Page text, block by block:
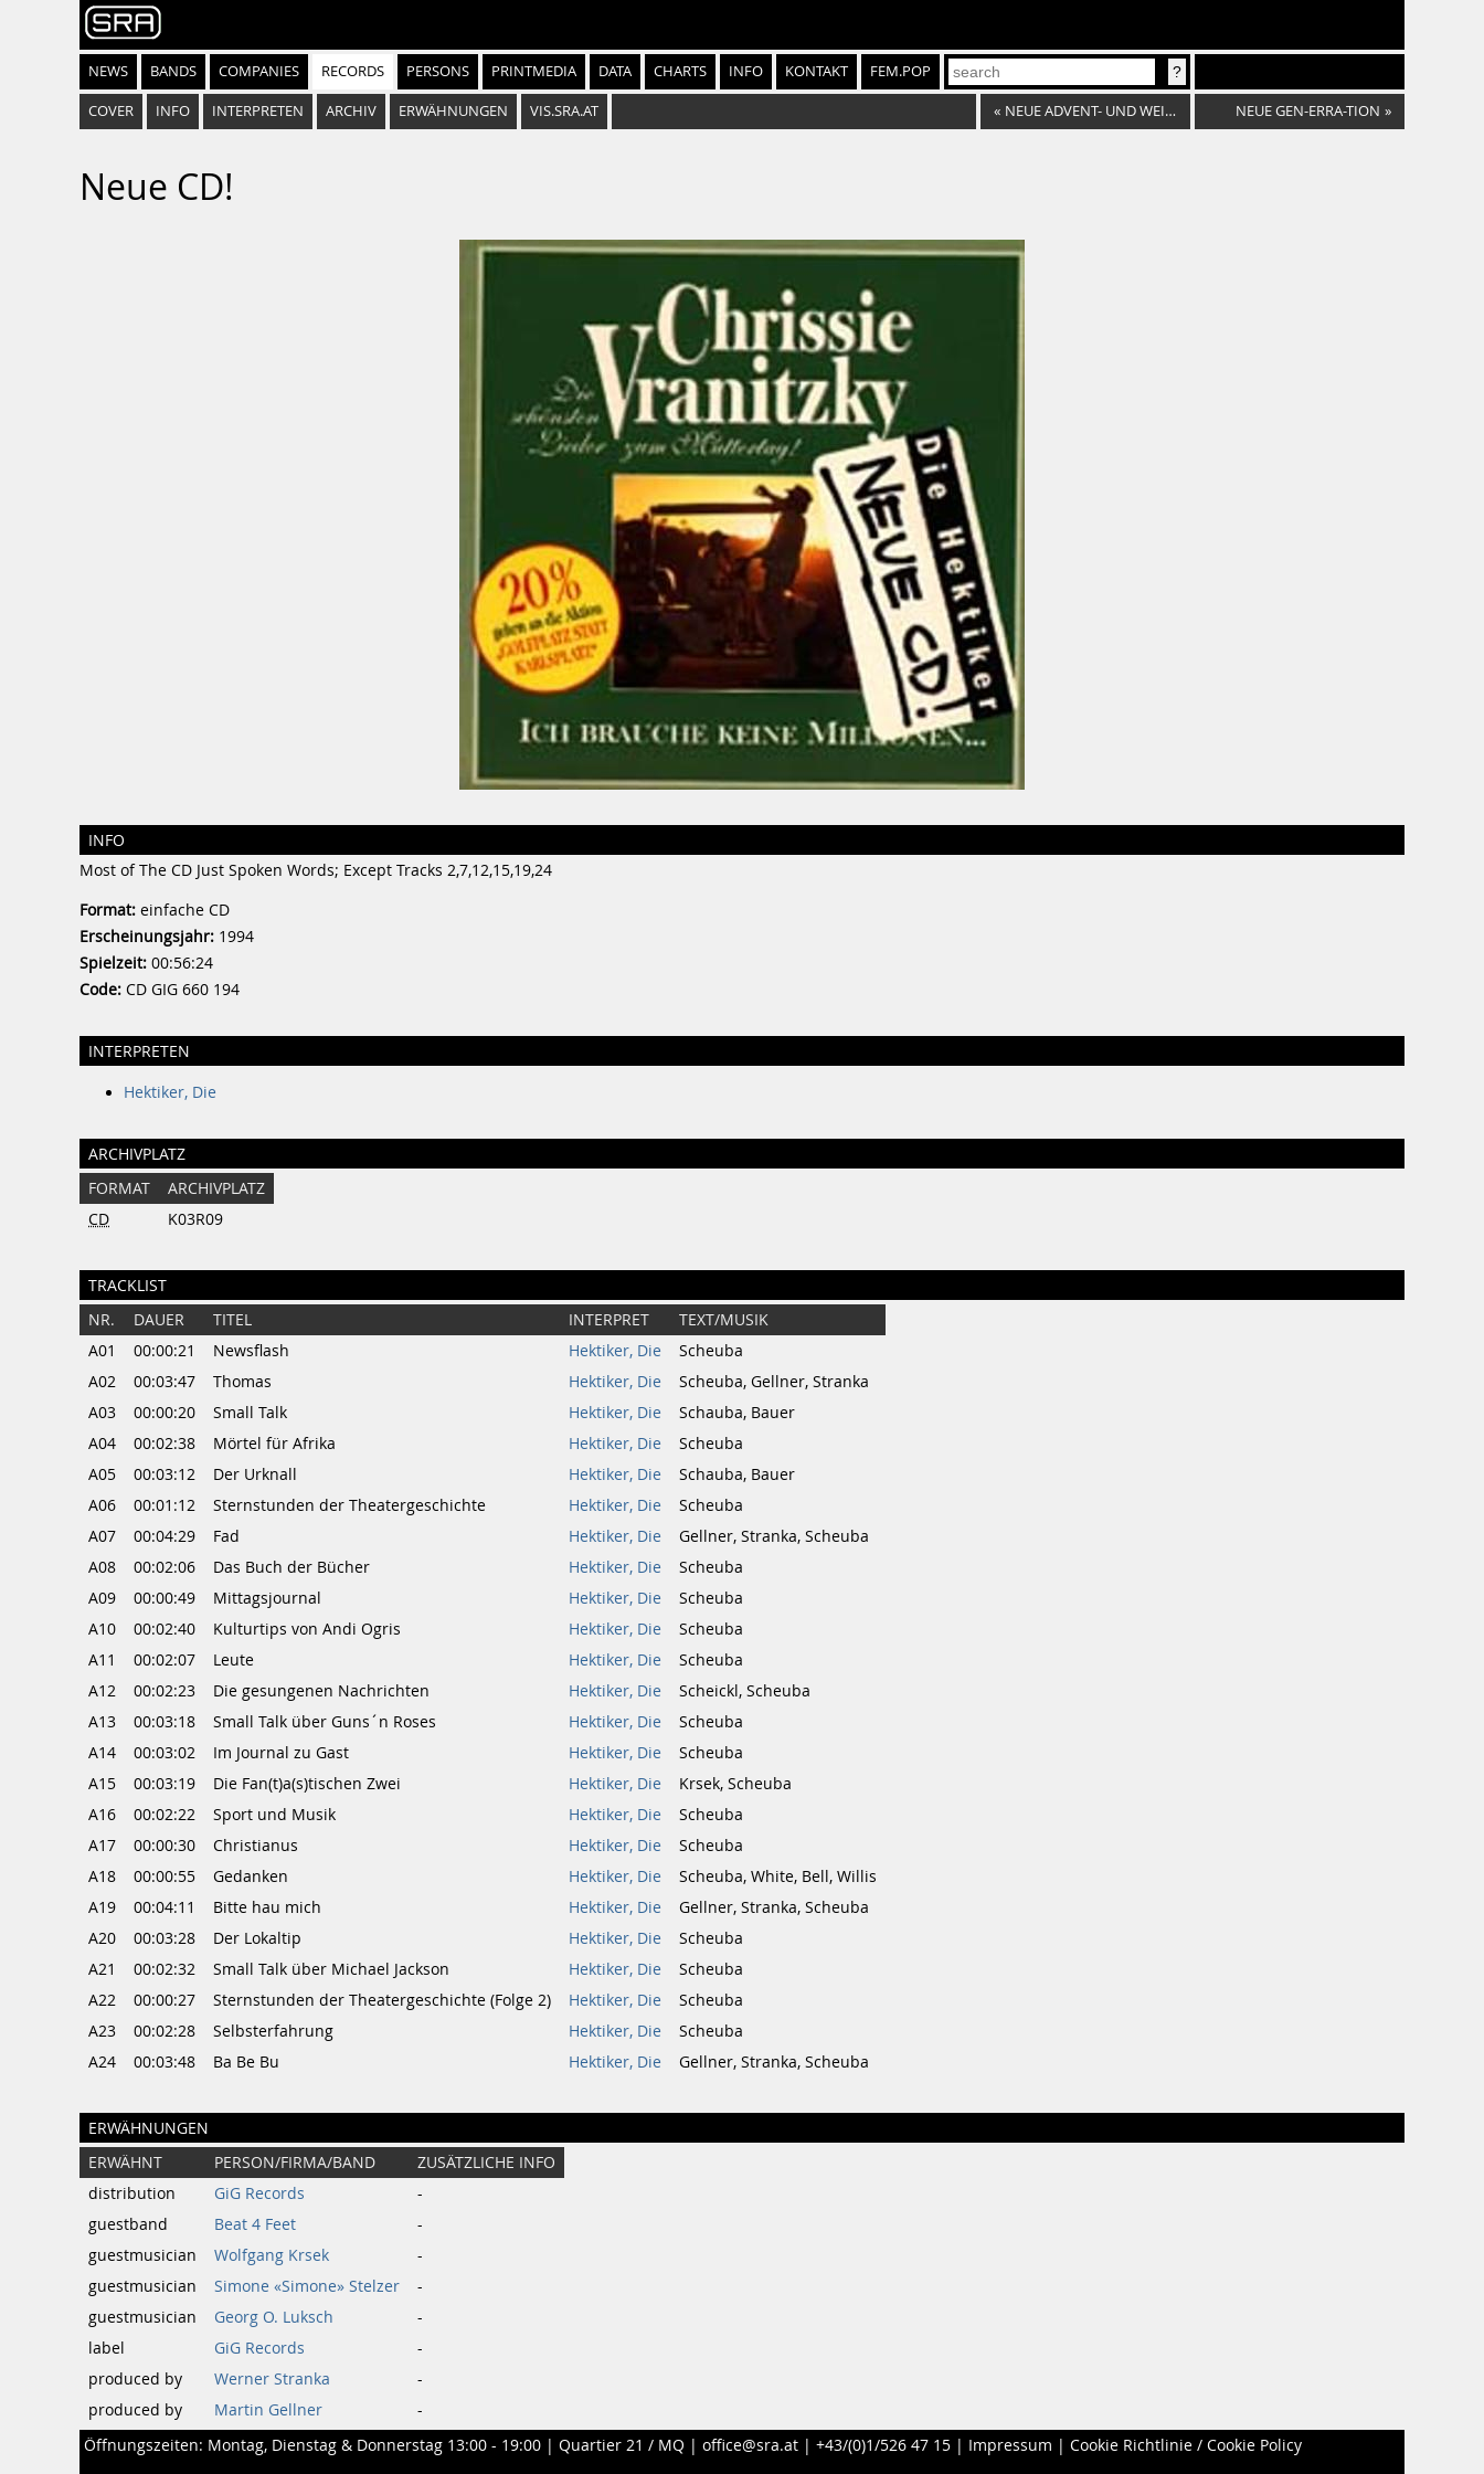
NEWS BANDS COMPANIES RECORDS PERSONS PRINTMEDIA DATA CHARTS INFO KONTAKT FEM.POP
COVER INFO INTERPRETEN ARCHIV ERWÄHNUNGEN VIS.SRA.AT « NEUE ADVENT- UND WEIHNACHTSLIEDER NEUE GEN-ERRA-TION »
Neue CD!
INFO
Most of The CD Just Spoken Words; Except Tracks 2,7,12,15,19,24
Format: einfache CD
Erscheinungsjahr: 1994
Spielzeit: 00:56:24
Code: CD GIG 660 194
INTERPRETEN
Hektiker, Die
ARCHIVPLATZ
FORMAT
ARCHIVPLATZ
CD
K03R09
TRACKLIST
NR. DAUER TITEL INTERPRET
TEXT/MUSIK
A01
00:00:21 Newsflash Hektiker, Die
Scheuba
A02
00:03:47 Thomas Hektiker, Die
Scheuba, Gellner, Stranka
A03
00:00:20 Small Talk Hektiker, Die
Schauba, Bauer
A04
00:02:38 Mörtel für Afrika Hektiker, Die
Scheuba
A05
00:03:12 Der Urknall Hektiker, Die
Schauba, Bauer
A06
00:01:12 Sternstunden der Theatergeschichte Hektiker, Die
Scheuba
A07
00:04:29 Fad Hektiker, Die
Gellner, Stranka, Scheuba
A08
00:02:06 Das Buch der Bücher Hektiker, Die
Scheuba
A09
00:00:49 Mittagsjournal Hektiker, Die
Scheuba
A10
00:02:40 Kulturtips von Andi Ogris Hektiker, Die
Scheuba
A11
00:02:07 Leute Hektiker, Die
Scheuba
A12
00:02:23 Die gesungenen Nachrichten Hektiker, Die
Scheickl, Scheuba
A13
00:03:18 Small Talk über Guns´n Roses Hektiker, Die
Scheuba
A14
00:03:02 Im Journal zu Gast Hektiker, Die
Scheuba
A15
00:03:19 Die Fan(t)a(s)tischen Zwei Hektiker, Die
Krsek, Scheuba
A16
00:02:22 Sport und Musik Hektiker, Die
Scheuba
A17
00:00:30 Christianus Hektiker, Die
Scheuba
A18
00:00:55 Gedanken Hektiker, Die
Scheuba, White, Bell, Willis
A19
00:04:11 Bitte hau mich Hektiker, Die
Gellner, Stranka, Scheuba
A20
00:03:28 Der Lokaltip Hektiker, Die
Scheuba
A21
00:02:32 Small Talk über Michael Jackson Hektiker, Die
Scheuba
A22
00:00:27 Sternstunden der Theatergeschichte (Folge 2) Hektiker, Die
Scheuba
A23
00:02:28 Selbsterfahrung Hektiker, Die
Scheuba
A24
00:03:48 Ba Be Bu Hektiker, Die Gellner, Stranka, Scheuba
ERWÄHNUNGEN
ERWÄHNT PERSON/FIRMA/BAND
ZUSÄTZLICHE INFO
distribution
GiG Records
-
guestband
Beat 4 Feet
-
guestmusician
Wolfgang Krsek
-
guestmusician
Simone «Simone» Stelzer
-
guestmusician
Georg O. Luksch
-
label
GiG Records
-
produced by
Werner Stranka
-
produced by
Martin Gellner
-
Öffnungszeiten: Montag, Dienstag & Donnerstag 13:00 - 19:00 | Quartier 21 / MQ | office@sra.at | +43/(0)1/526 47 15 | Impressum | Cookie Richtlinie / Cookie Policy